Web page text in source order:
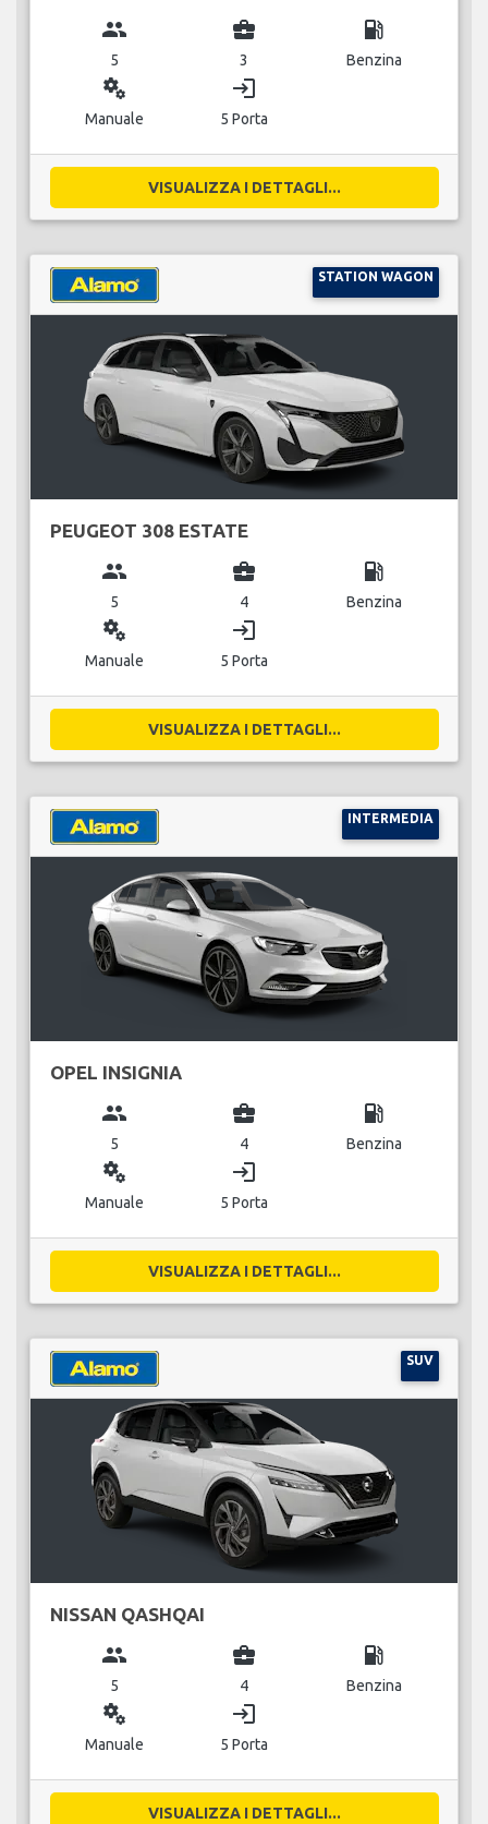
group
5
business_center
3
local_gas_station
Benzina
miscellaneous_services
Manuale
login
5 Porta
VISUALIZZA I DETTAGLI...
STATION WAGON
PEUGEOT 308 ESTATE
group
5
business_center
4
local_gas_station
Benzina
miscellaneous_services
Manuale
login
5 Porta
VISUALIZZA I DETTAGLI...
INTERMEDIA
OPEL INSIGNIA
group
5
business_center
4
local_gas_station
Benzina
miscellaneous_services
Manuale
login
5 Porta
VISUALIZZA I DETTAGLI...
SUV
NISSAN QASHQAI
group
5
business_center
4
local_gas_station
Benzina
miscellaneous_services
Manuale
login
5 Porta
VISUALIZZA I DETTAGLI...